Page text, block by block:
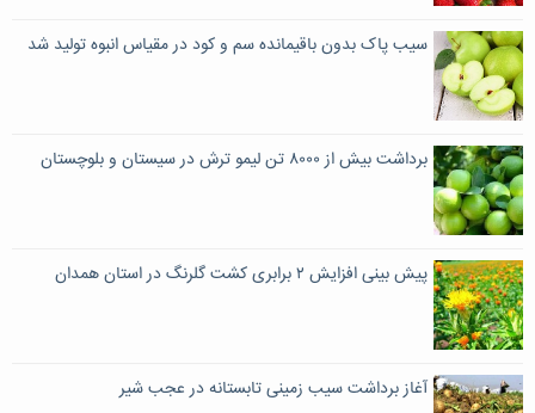
سیب پاک بدون باقیمانده سم و کود در مقیاس انبوه تولید شد
برداشت بیش از ۸۰۰۰ تن لیمو ترش در سیستان و بلوچستان
پیش بینی افزایش ۲ برابری کشت گلرنگ در استان همدان
آغاز برداشت سیب زمینی تابستانه در عجب شیر